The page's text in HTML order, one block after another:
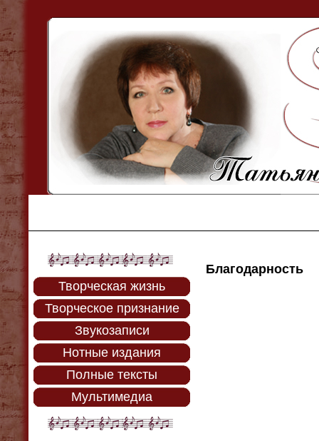
Творческая жизнь
Творческое признание
Звукозаписи
Нотные издания
Полные тексты
Мультимедиа
Благодарность